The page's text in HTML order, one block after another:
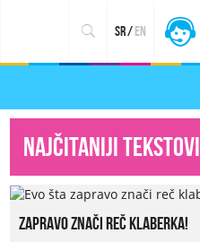
sr/en
Najčitaniji tekstovi
zapravo znači reč klaberka!